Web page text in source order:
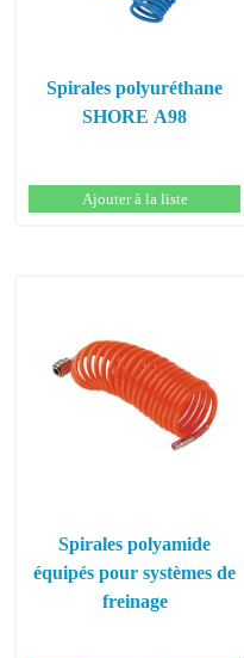
Spirales polyuréthane
SHORE A98
Ajouter à la liste
Spirales polyamide
équipés pour systèmes de
freinage